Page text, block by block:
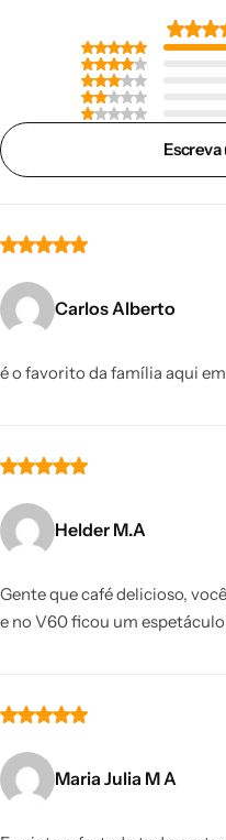
Carlos Alberto
é o favorito da família aqui
Helder M.A
Gente que café delicioso,
e no V60 ficou um
Maria Julia M A